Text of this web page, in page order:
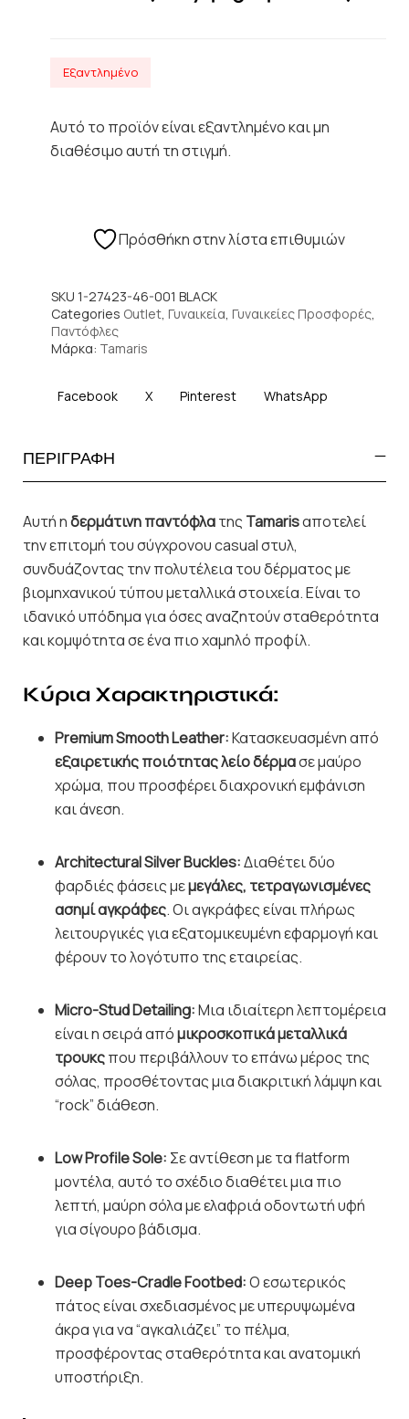
Εξαντλημένο
Αυτό το προϊόν είναι εξαντλημένο και μη
διαθέσιμο αυτή τη στιγμή.
Πρόσθήκη στην λίστα επιθυμιών
SKU 1-27423-46-001 BLACK
Categories Outlet, Γυναικεία, Γυναικείες Προσφορές,
Παντόφλες
Μάρκα: Tamaris
Facebook X Pinterest WhatsApp
ΠΕΡΙΓΡΑΦΗ
Αυτή ηδερμάτινη παντόφλατης Tamarisαποτελεί
την επιτομή του σύγχρονου casual στυλ,
συνδυάζοντας την πολυτέλεια του δέρματος με
βιομηχανικού τύπου μεταλλικά στοιχεία. Είναι το
ιδανικό υπόδημα για όσες αναζητούν σταθερότητα
και κομψότητα σε ένα πιο χαμηλό προφίλ.
Κύρια Χαρακτηριστικά:
Premium Smooth Leather:Κατασκευασμένη από
εξαιρετικής ποιότητας λείο δέρμασε μαύρο
χρώμα, που προσφέρει διαχρονική εμφάνιση
και άνεση.
Architectural Silver Buckles:Διαθέτει δύο
φαρδιές φάσεις μεμεγάλες, τετραγωνισμένες
ασημί αγκράφες. Οι αγκράφες είναι πλήρως
λειτουργικές για εξατομικευμένη εφαρμογή και
φέρουν το λογότυπο της εταιρείας.
Micro-Stud Detailing:Μια ιδιαίτερη λεπτομέρεια
είναι η σειρά απόμικροσκοπικά μεταλλικά
τρουκςπου περιβάλλουν το επάνω μέρος της
σόλας, προσθέτοντας μια διακριτική λάμψη και
“rock” διάθεση.
Low Profile Sole: Σε αντίθεση με τα flatform
μοντέλα, αυτό το σχέδιο διαθέτει μια πιο
λεπτή, μαύρη σόλα με ελαφριά οδοντωτή υφή
για σίγουρο βάδισμα.
Deep Toes-Cradle Footbed:Ο εσωτερικός
πάτος είναι σχεδιασμένος με υπερυψωμένα
άκρα για να “αγκαλιάζει” το πέλμα,
προσφέροντας σταθερότητα και ανατομική
υποστήριξη.